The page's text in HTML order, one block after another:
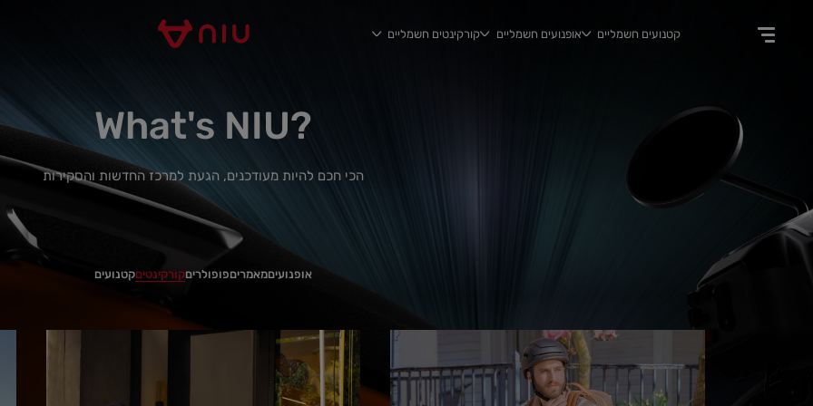
קטנועים חשמליים אופנועים חשמליים קורקינטים חשמליים
?What's NIU
הכי חכם להיות מעודכנים, הגעת למרכז החדשות והסקירות
אופנועיםמאמריםפופולריםקורקינטיםקטנועים
test